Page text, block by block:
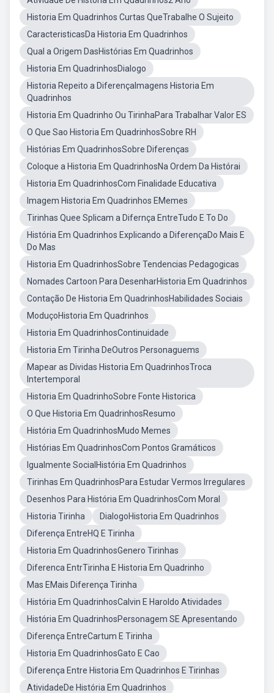
Historia Em Quadrinhos Curtas QueTrabalhe O Sujeito
CaracteristicasDa Historia Em Quadrinhos
Qual a Origem DasHistórias Em Quadrinhos
Historia Em QuadrinhosDialogo
Historia Repeito a DiferençaImagens Historia Em
Quadrinhos
Historia Em Quadrinho Ou TirinhaPara Trabalhar Valor ES
O Que Sao Historia Em QuadrinhosSobre RH
Histórias Em QuadrinhosSobre Diferenças
Coloque a Historia Em QuadrinhosNa Ordem Da Histórai
Historia Em QuadrinhosCom Finalidade Educativa
Imagem Historia Em Quadrinhos EMemes
Tirinhas Quee Splicam a Difernça EntreTudo E To Do
História Em Quadrinhos Explicando a DiferençaDo Mais E
Do Mas
Historia Em QuadrinhosSobre Tendencias Pedagogicas
Nomades Cartoon Para DesenharHistoria Em Quadrinhos
Contação De Historia Em QuadrinhosHabilidades Sociais
ModuçoHistoria Em Quadrinhos
Historia Em QuadrinhosContinuidade
Historia Em Tirinha DeOutros Personaguems
Mapear as Dividas Historia Em QuadrinhosTroca
Intertemporal
Historia Em QuadrinhoSobre Fonte Historica
O Que Historia Em QuadrinhosResumo
História Em QuadrinhosMudo Memes
Histórias Em QuadrinhosCom Pontos Gramáticos
Igualmente SocialHistória Em Quadrinhos
Tirinhas Em QuadrinhosPara Estudar Vermos Irregulares
Desenhos Para História Em QuadrinhosCom Moral
Historia Tirinha
DialogoHistoria Em Quadrinhos
Diferença EntreHQ E Tirinha
Historia Em QuadrinhosGenero Tirinhas
Diferenca EntrTirinha E Historia Em Quadrinho
Mas EMais Diferença Tirinha
História Em QuadrinhosCalvin E Haroldo Atividades
História Em QuadrinhosPersonagem SE Apresentando
Diferença EntreCartum E Tirinha
Historia Em QuadrinhosGato E Cao
Diferença Entre Historia Em Quadrinhos E Tirinhas
AtividadeDe História Em Quadrinhos